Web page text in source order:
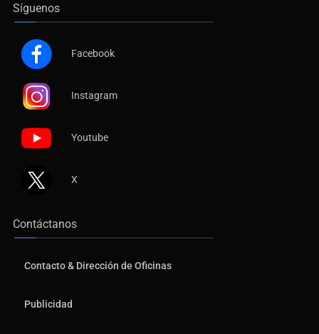
Síguenos
Facebook
Instagram
Youtube
X
Contáctanos
Contacto & Dirección de Oficinas
Publicidad